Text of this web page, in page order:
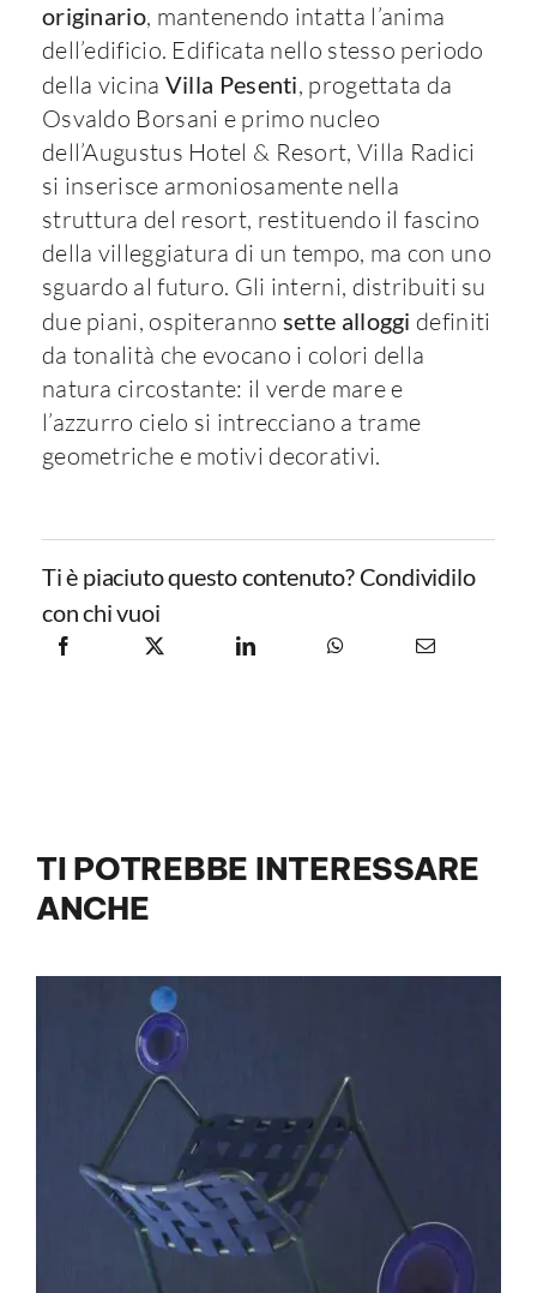
originario, mantenendo intatta l’anima
dell’edificio. Edificata nello stesso periodo
della vicina Villa Pesenti, progettata da
Osvaldo Borsani e primo nucleo
dell’Augustus Hotel & Resort, Villa Radici
si inserisce armoniosamente nella
struttura del resort, restituendo il fascino
della villeggiatura di un tempo, ma con uno
sguardo al futuro. Gli interni, distribuiti su
due piani, ospiteranno sette alloggi definiti
da tonalità che evocano i colori della
natura circostante: il verde mare e
l’azzurro cielo si intrecciano a trame
geometriche e motivi decorativi.
Ti è piaciuto questo contenuto? Condividilo
con chi vuoi
TI POTREBBE INTERESSARE
ANCHE